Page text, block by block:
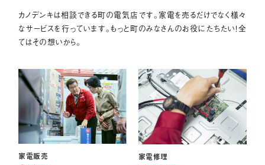
カノデンキは相談できる町の電気店です。家電を売るだけでなく様々
なサービスを行っています。もっと町のみなさんのお役にたちたい！全
てはその想いから。
家電販売 家電修理